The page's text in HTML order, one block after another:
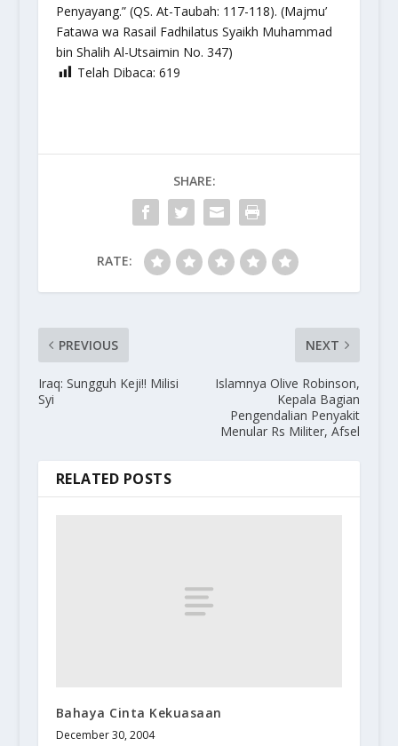
Penyayang.” (QS. At-Taubah: 117-118). (Majmu’
Fatawa wa Rasail Fadhilatus Syaikh Muhammad
bin Shalih Al-Utsaimin No. 347)
Telah Dibaca: 619
SHARE:
RATE:
PREVIOUS
Iraq: Sungguh Keji!! Milisi
Syi
NEXT
Islamnya Olive Robinson,
Kepala Bagian
Pengendalian Penyakit
Menular Rs Militer, Afsel
RELATED POSTS
Bahaya Cinta Kekuasaan
December 30, 2004